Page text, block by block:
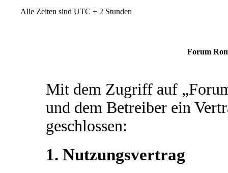
Alle Zeiten sind UTC + 2 Stunden
Forum
Mit dem Zugriff auf
und dem Betreiber ein
geschlossen:
1. Nutzungsvertrag